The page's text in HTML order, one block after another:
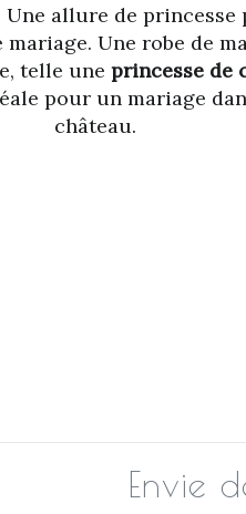
allure de princesse
mariage. Une robe de
telle une princesse de
pour un mariage
château.
Envie